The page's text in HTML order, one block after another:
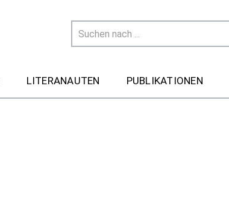
LITERANAUTEN PUBLIKATIONEN